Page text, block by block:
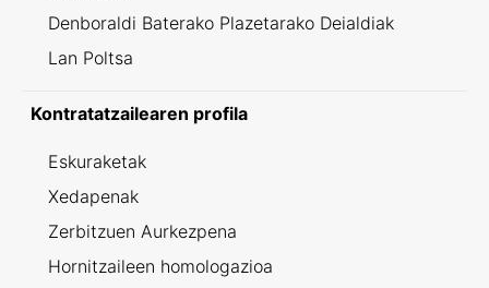
Denboraldi Baterako Plazetarako Deialdiak
Lan Poltsa
Kontratatzailearen profila
Eskuraketak
Xedapenak
Zerbitzuen Aurkezpena
Hornitzaileen homologazioa